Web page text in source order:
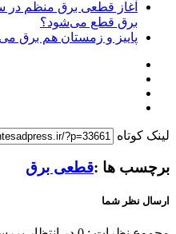
آغاز قطعی برق منظم
برق قطع می‌شود؟
پاییز و زمستان هم برق‌
لینک کوتاه
برچسب ها :قطعی برق
ارسال نظر شما